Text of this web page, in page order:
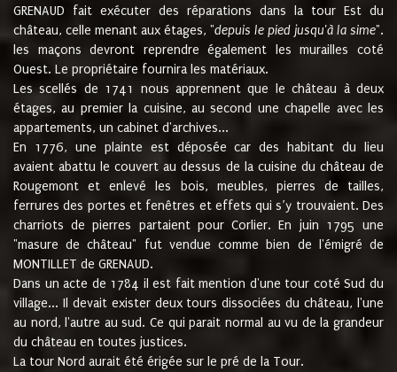
GRENAUD fait exécuter des réparations dans la tour Est du
château, celle menant aux étages, "depuis le pied jusqu'à la sime".
les maçons devront reprendre également les murailles coté
Ouest. Le propriétaire fournira les matériaux.
Les scellés de 1741 nous apprennent que le château à deux
étages, au premier la cuisine, au second une chapelle avec les
appartements, un cabinet d'archives...
En 1776, une plainte est déposée car des habitant du lieu
avaient abattu le couvert au dessus de la cuisine du château de
Rougemont et enlevé les bois, meubles, pierres de tailles,
ferrures des portes et fenêtres et effets qui s’y trouvaient. Des
charriots de pierres partaient pour Corlier. En juin 1795 une
"masure de château" fut vendue comme bien de l'émigré de
MONTILLET de GRENAUD.
Dans un acte de 1784 il est fait mention d'une tour coté Sud du
village... Il devait exister deux tours dissociées du château, l'une
au nord, l'autre au sud. Ce qui parait normal au vu de la grandeur
du château en toutes justices.
La tour Nord aurait été érigée sur le pré de la Tour.